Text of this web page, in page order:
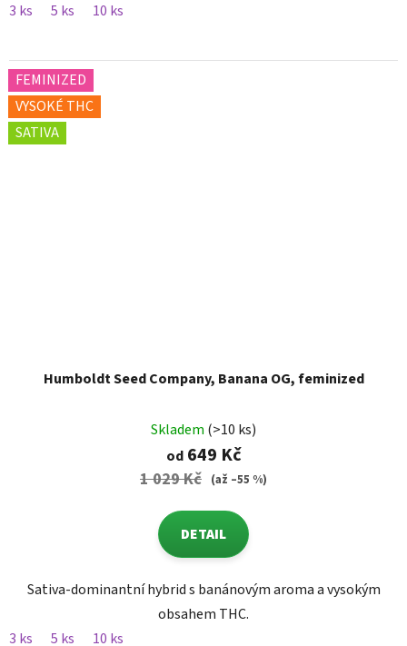
3 ks
5 ks 10 ks
FEMINIZED
VYSOKÉ THC
SATIVA
Humboldt Seed Company, Banana OG, feminized
Skladem (>10 ks)
od649 Kč
1 029 Kč (až –55 %)
DETAIL
Sativa-dominantní hybrid s banánovým aroma a vysokým
obsahem THC.
3 ks
5 ks 10 ks